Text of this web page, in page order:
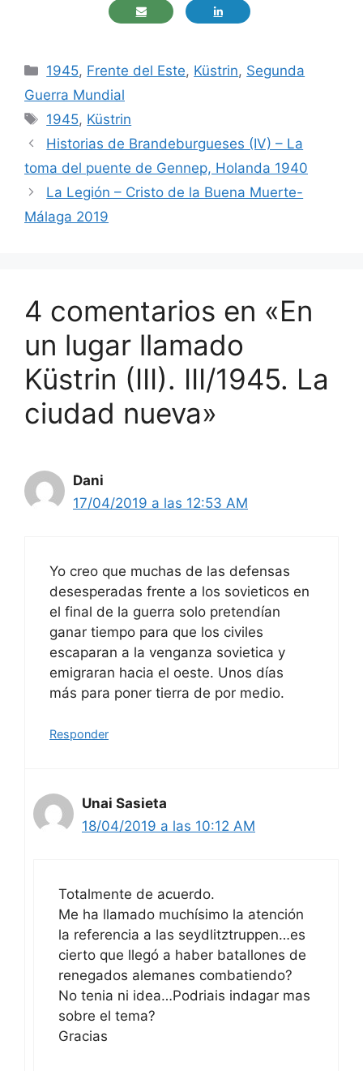
Categorías
1945, Frente del Este, Küstrin, Segunda
Guerra Mundial
Etiquetas
1945, Küstrin
Historias de Brandeburgueses (IV) – La
toma del puente de Gennep, Holanda 1940
La Legión – Cristo de la Buena Muerte-
Málaga 2019
4 comentarios en «En
un lugar llamado
Küstrin (III). III/1945. La
ciudad nueva»
Dani
17/04/2019 a las 12:53 AM
Yo creo que muchas de las defensas
desesperadas frente a los sovieticos en
el final de la guerra solo pretendían
ganar tiempo para que los civiles
escaparan a la venganza sovietica y
emigraran hacia el oeste. Unos días
más para poner tierra de por medio.
Responder
Unai Sasieta
18/04/2019 a las 10:12 AM
Totalmente de acuerdo.
Me ha llamado muchísimo la atención
la referencia a las seydlitztruppen…es
cierto que llegó a haber batallones de
renegados alemanes combatiendo?
No tenia ni idea…Podriais indagar mas
sobre el tema?
Gracias